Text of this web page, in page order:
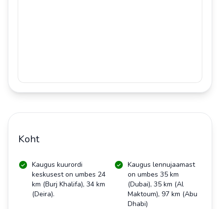
Koht
Kaugus kuurordi
keskusest on umbes 24
km (Burj Khalifa), 34 km
(Deira).
Kaugus lennujaamast
on umbes 35 km
(Dubai), 35 km (Al
Maktoum), 97 km (Abu
Dhabi)